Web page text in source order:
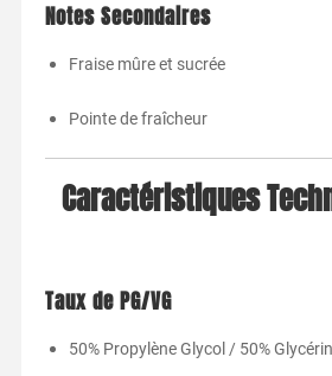
Notes Secondaires
Fraise mûre et sucrée
Pointe de fraîcheur
Caractéristiques
Taux de PG/VG
50% Propylène Glycol / 50%